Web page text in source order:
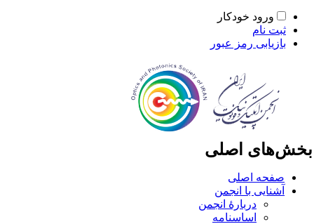
ورود خودکار
ثبت نام
بازیابی رمز عبور
اصلی
صفحه اصلی
آشنایی با انجمن
دربارۀ انجمن
اساسنامه